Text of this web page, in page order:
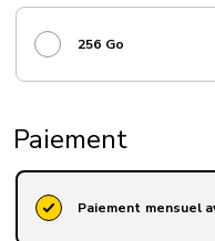
256 Go
Paiement
Paiement mensuel